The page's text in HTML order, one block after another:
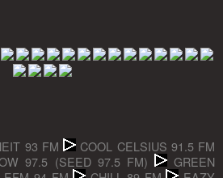
93 FM
COOL CELSIUS 91.5 FM
97.5 (SEED 97.5 FM)
GREEN